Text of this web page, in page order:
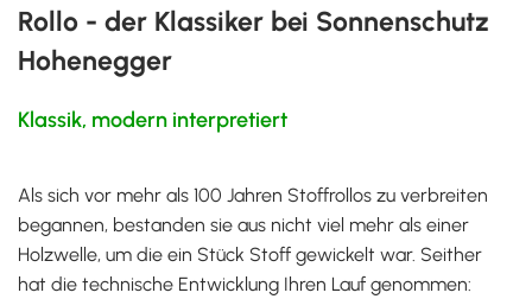
Rollo - der Klassiker bei Sonnenschutz
Hohenegger
Klassik, modern interpretiert
Als sich vor mehr als 100 Jahren Stoffrollos zu verbreiten
begannen, bestanden sie aus nicht viel mehr als einer
Holzwelle, um die ein Stück Stoff gewickelt war. Seither
hat die technische Entwicklung Ihren Lauf genommen: